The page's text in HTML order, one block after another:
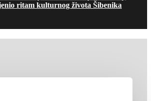
ritam kulturnog života Šibenika